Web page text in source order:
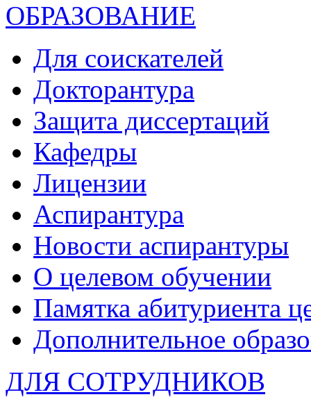
ОБРАЗОВАНИЕ
Для соискателей
Докторантура
Защита диссертаций
Кафедры
Лицензии
Аспирантура
Новости аспирантуры
О целевом обучении
Памятка абитуриента
Дополнительное
ДЛЯ СОТРУДНИКОВ